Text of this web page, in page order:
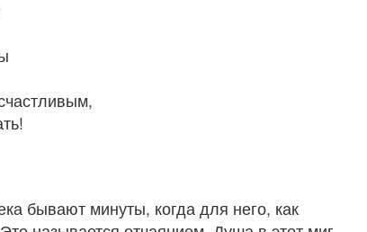
бывают минуты, когда для него, как